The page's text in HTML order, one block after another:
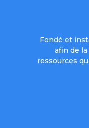
Fondé et
afin de
ressources